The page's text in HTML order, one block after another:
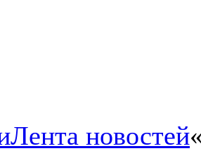
Лента новостей